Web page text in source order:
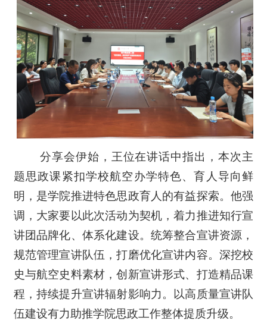
分享会伊始，王位在讲话中指出，本次主
题思政课紧扣学校航空办学特色、育人导向鲜
明，是学院推进特色思政育人的有益探索。他强
调，大家要以此次活动为契机，着力推进知行宣
讲团品牌化、体系化建设。统筹整合宣讲资源，
规范管理宣讲队伍，打磨优化宣讲内容。深挖校
史与航空史料素材，创新宣讲形式、打造精品课
程，持续提升宣讲辐射影响力。以高质量宣讲队
伍建设有力助推学院思政工作整体提质升级。